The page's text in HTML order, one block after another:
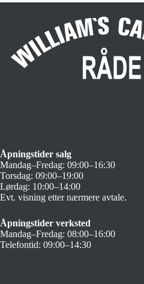
Åpningstider salg
Mandag–Fredag: 09:00–16:30
Torsdag: 09:00–19:00
Lørdag: 10:00–14:00
Evt. visning etter nærmere avtale.
Åpningstider verksted
Mandag–Fredag: 08:00–16:00
Telefontid: 09:00–14:30